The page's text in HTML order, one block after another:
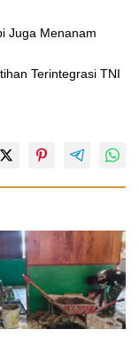
Juga Menanam
Terintegrasi TNI